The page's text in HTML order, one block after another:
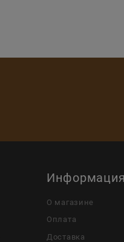
Информация
О магазине
Оплата
Доставка